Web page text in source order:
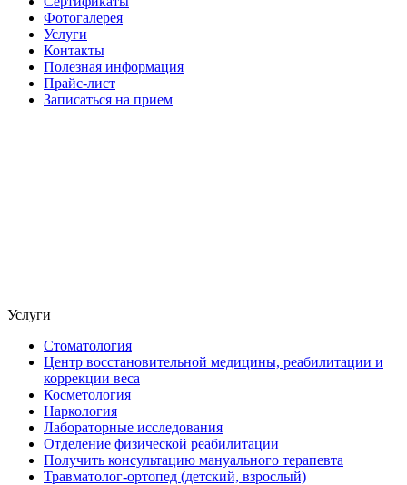
Фотогалерея
Услуги
Контакты
Полезная информация
Прайс-лист
Записаться на прием
Услуги
Стоматология
Центр восстановительной медицины, реабилитации и
коррекции веса
Косметология
Наркология
Лабораторные исследования
Отделение физической реабилитации
Получить консультацию мануального терапевта
Травматолог-ортопед (детский, взрослый)